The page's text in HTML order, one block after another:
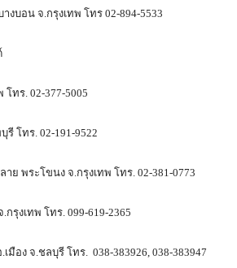
งบอน จ.กรุงเทพ โทร 02-894-5533
โทร. 02-377-5005
โทร. 02-191-9522
พระโขนง จ.กรุงเทพ โทร. 02-381-0773
รุงเทพ โทร. 099-619-2365
เมือง จ.ชลบุรี โทร. 038-383926, 038-383947